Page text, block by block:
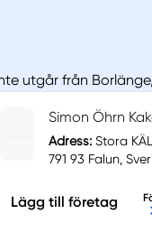
utgår från
Simon Öhrn
Adress: Stora
791 93 Falun,
Lägg till företag